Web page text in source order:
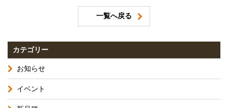
一覧へ戻る
カテゴリー
お知らせ
イベント